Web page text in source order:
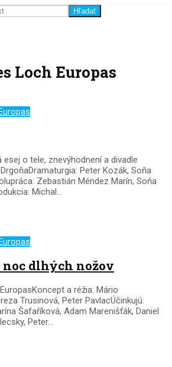
Hľadať
Loch Europas
o tele, znevýhodnení a divadle
Peter Kozák, Soňa
Zebastián Méndez Marín, Soňa
Michal...
noc dlhých nožov
a réžia: Mário
Trusinová, Peter PavlacÚčinkujú:
Šafaříková, Adam Marenišťák, Daniel
Peter...